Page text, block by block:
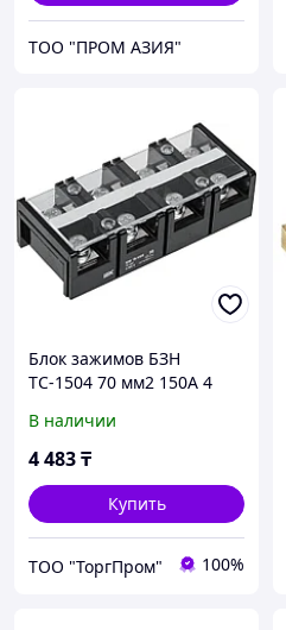
ТОО "ПРОМ АЗИЯ"
Блок зажимов БЗН
ТС-1504 70 мм2 150A 4
В наличии
4 483₸
Купить
ТОО "ТоргПром" 100%